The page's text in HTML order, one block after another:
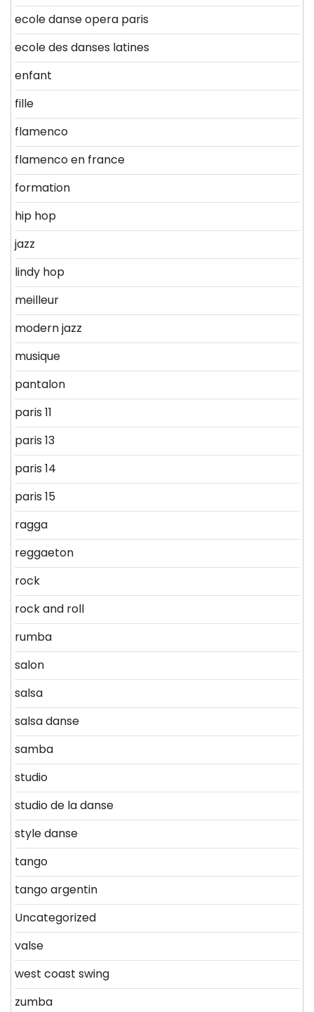
ecole danse opera paris
ecole des danses latines
enfant
fille
flamenco
flamenco en france
formation
hip hop
jazz
lindy hop
meilleur
modern jazz
musique
pantalon
paris 11
paris 13
paris 14
paris 15
ragga
reggaeton
rock
rock and roll
rumba
salon
salsa
salsa danse
samba
studio
studio de la danse
style danse
tango
tango argentin
Uncategorized
valse
west coast swing
zumba